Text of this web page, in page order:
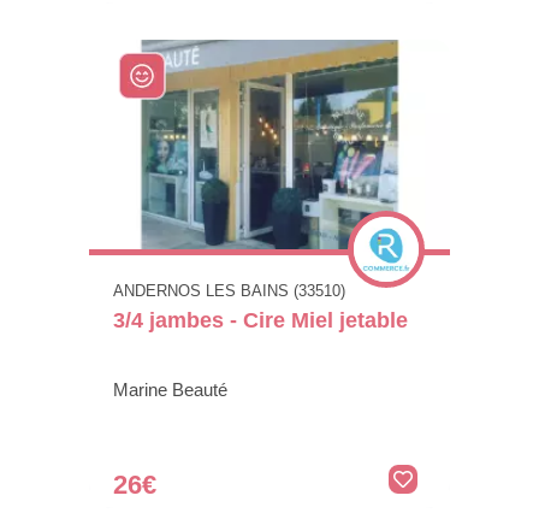
ANDERNOS LES BAINS (33510)
3/4 jambes - Cire Miel jetable
Marine Beauté
26€